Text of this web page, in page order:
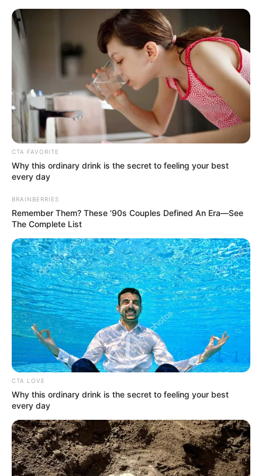
MENU
ET
WIDGETS
QUINTÉ PRIX DES LANDES
PRONOSTIC 16-10-2025
Jeudi 16 Octobre 2025 à SAINT-CLOUD dans la
CTA FAVORITE
Why this ordinary drink is the secret to feeling your best
every day
BRAINBERRIES
Remember Them? These '90s Couples Defined An Era—See
The Complete List
CTA LOVE
Why this ordinary drink is the secret to feeling your best
every day